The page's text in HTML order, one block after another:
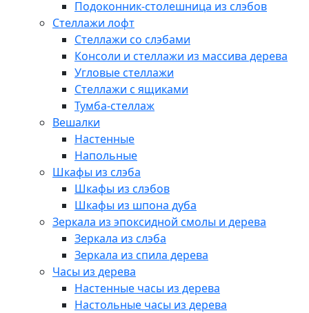
Подоконник-столешница из слэбов
Стеллажи лофт
Стеллажи со слэбами
Консоли и стеллажи из массива дерева
Угловые стеллажи
Стеллажи с ящиками
Тумба-стеллаж
Вешалки
Настенные
Напольные
Шкафы из слэба
Шкафы из слэбов
Шкафы из шпона дуба
Зеркала из эпоксидной смолы и дерева
Зеркала из слэба
Зеркала из спила дерева
Часы из дерева
Настенные часы из дерева
Настольные часы из дерева